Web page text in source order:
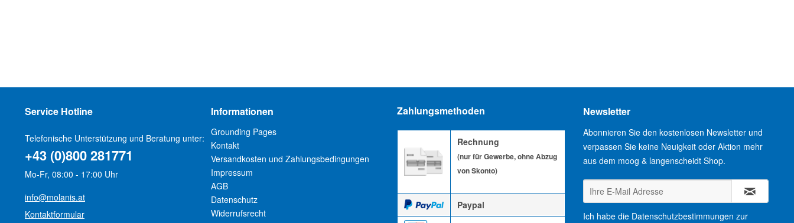
Service Hotline
Telefonische Unterstützung und Beratung unter:
+43 (0)800 281771
Mo-Fr, 08:00 - 17:00 Uhr
info@molanis.at
Kontaktformular
Informationen
Grounding Pages
Kontakt
Versandkosten und Zahlungsbedingungen
Impressum
AGB
Datenschutz
Widerrufsrecht
Zahlungsmethoden
Rechnung
(nur für Gewerbe, ohne Abzug
von Skonto)
Paypal
Newsletter
Abonnieren Sie den kostenlosen Newsletter und
verpassen Sie keine Neuigkeit oder Aktion mehr
aus dem moog & langenscheidt Shop.
Ich habe die Datenschutzbestimmungen zur